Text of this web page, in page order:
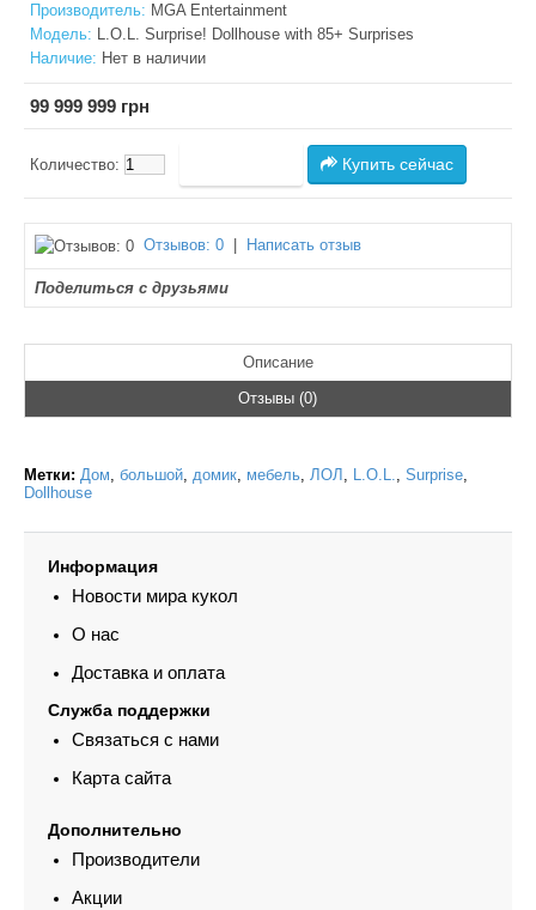
Производитель: MGA Entertainment
Модель: L.O.L. Surprise! Dollhouse with 85+ Surprises
Наличие: Нет в наличии
99 999 999 грн
Количество: Купить сейчас
Отзывов: 0 Написать отзыв
Поделиться с друзьями
Описание
Отзывы (0)
Метки: Дом большой домик мебель ЛОЛ L.O.L. Surprise
Dollhouse
Информация
Новости мира кукол
О нас
Доставка и оплата
Служба поддержки
Связаться с нами
Карта сайта
Дополнительно
Производители
Акции